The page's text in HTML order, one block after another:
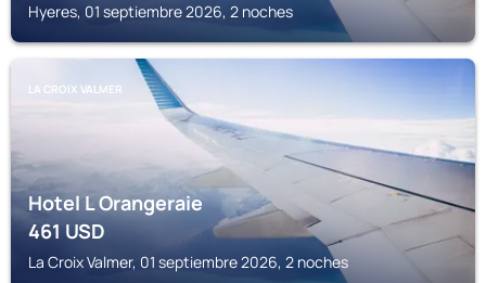
Hyeres, 01 septiembre 2026, 2 noches
LA CROIX VALMER
Hotel L Orangeraie
461USD
La Croix Valmer, 01 septiembre 2026, 2 noches